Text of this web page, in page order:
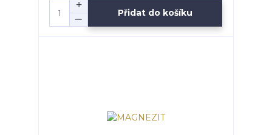
Přidat do košíku